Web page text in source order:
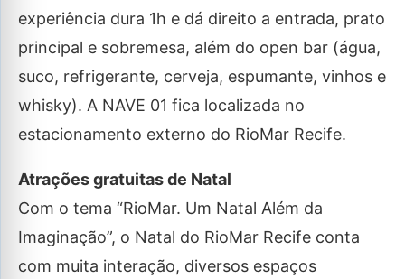
experiência dura 1h e dá direito a entrada, prato
principal e sobremesa, além do open bar (água,
suco, refrigerante, cerveja, espumante, vinhos e
whisky). A NAVE 01 fica localizada no
estacionamento externo do RioMar Recife.
Atrações gratuitas de Natal
Com o tema “RioMar. Um Natal Além da
Imaginação”, o Natal do RioMar Recife conta
com muita interação, diversos espaços